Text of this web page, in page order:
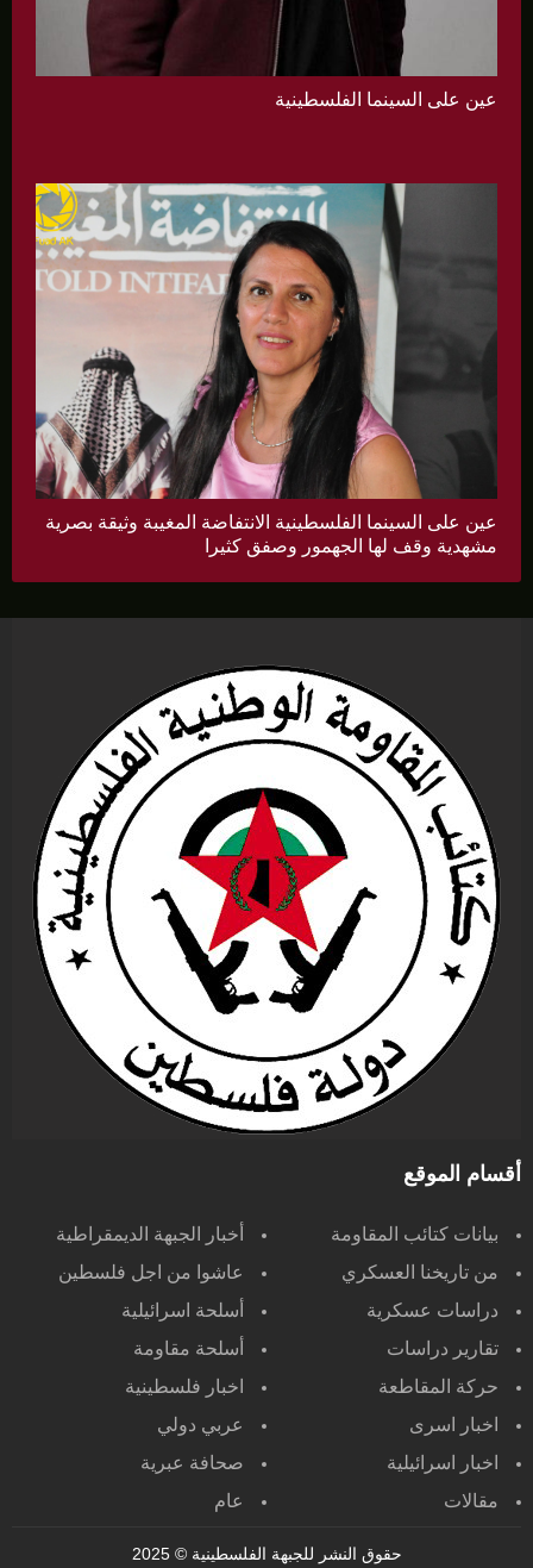
عين على السينما الفلسطينية
عين على السينما الفلسطينية الانتفاضة المغيبة وثيقة بصرية
مشهدية وقف لها الجهمور وصفق كثيرا
أقسام الموقع
بيانات كتائب المقاومة
أخبار الجبهة الديمقراطية
من تاريخنا العسكري
عاشوا من اجل فلسطين
دراسات عسكرية
أسلحة اسرائيلية
تقارير دراسات
أسلحة مقاومة
حركة المقاطعة
اخبار فلسطينية
اخبار اسرى
عربي دولي
اخبار اسرائيلية
صحافة عبرية
مقالات
عام
حقوق النشر للجبهة الفلسطينية© 2025